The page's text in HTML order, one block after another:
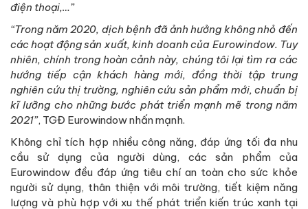
điện thoại,…”
“Trong năm 2020, dịch bệnh đã ảnh hưởng không nhỏ đến
các hoạt động sản xuất, kinh doanh của Eurowindow. Tuy
nhiên, chính trong hoàn cảnh này, chúng tôi lại tìm ra các
hướng tiếp cận khách hàng mới, đồng thời tập trung
nghiên cứu thị trường, nghiên cứu sản phẩm mới, chuẩn bị
kĩ lưỡng cho những bước phát triển mạnh mẽ trong năm
2021”, TGĐ Eurowindow nhấn mạnh.
Không chỉ tích hợp nhiều công năng, đáp ứng tối đa nhu
cầu sử dụng của người dùng, các sản phẩm của
Eurowindow đều đáp ứng tiêu chí an toàn cho sức khỏe
người sử dụng, thân thiện với môi trường, tiết kiệm năng
lượng và phù hợp với xu thế phát triển kiến trúc xanh tại